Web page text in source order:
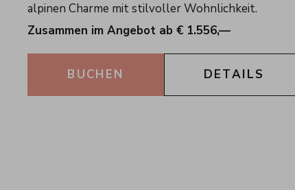
alpinen Charme mit stilvoller Wohnlichkeit.
Zusammen im Angebot ab € 1.556,—
DETAILS
BUCHEN